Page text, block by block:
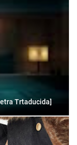
Trtaducida]